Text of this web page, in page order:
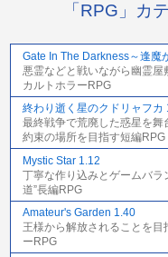
「RPG」カ
Gate In The Darkness～逢魔
悪霊などと戦いながら幽霊
カルトホラーRPG
終わり逝く星のクドリャフカ
最終戦争で荒廃した惑星を
約束の場所を目指す短編RPG
Mystic Star 1.12
丁寧な作り込みとゲームバラ
道”長編RPG
Amateur's Garden 1.40
王様から解放されることを目
ーRPG